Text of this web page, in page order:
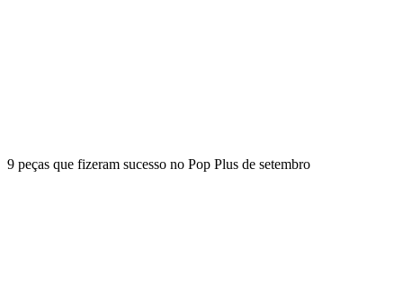
9 peças que fizeram sucesso no Pop Plus de setembro